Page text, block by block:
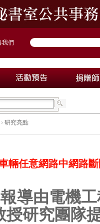
我們
› 研究亮點
輛任意網路中網路
報導由電機
授研究團隊